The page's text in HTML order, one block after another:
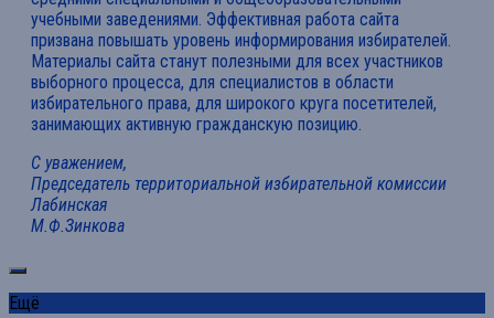
учебными заведениями. Эффективная работа сайта
призвана повышать уровень информирования избирателей.
Материалы сайта станут полезными для всех участников
выборного процесса, для специалистов в области
избирательного права, для широкого круга посетителей,
занимающих активную гражданскую позицию.
С уважением,
Председатель территориальной избирательной комиссии
Лабинская
М.Ф.Зинкова
Ещё